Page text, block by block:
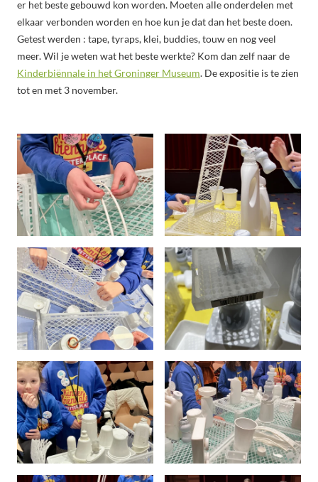
er het beste gebouwd kon worden. Moeten alle onderdelen met
elkaar verbonden worden en hoe kun je dat dan het beste doen.
Getest werden : tape, tyraps, klei, buddies, touw en nog veel
meer. Wil je weten wat het beste werkte? Kom dan zelf naar de
Kinderbiënnale in het Groninger Museum. De expositie is te zien
tot en met 3 november.